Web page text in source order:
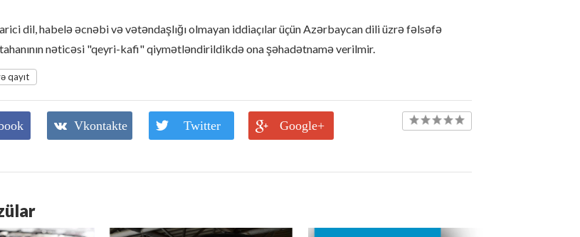
dil, habelə əcnəbi və vətəndaşlığı olmayan iddiaçılar üçün Azərbaycan dili üzrə fəlsəfə
nəticəsi "qeyri-kafi" qiymətləndirildikdə ona şəhadətnamə verilmir.
qayıt
Vkontakte Twitter Google+